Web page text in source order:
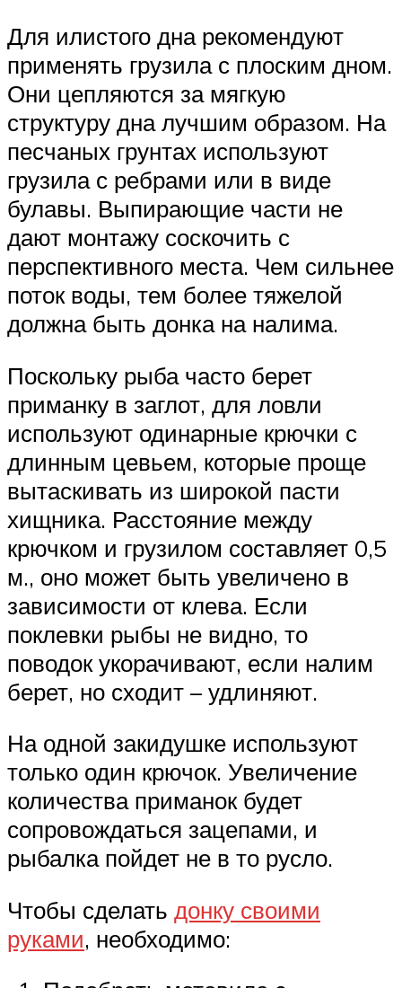
Для илистого дна рекомендуют
применять грузила с плоским дном.
Они цепляются за мягкую
структуру дна лучшим образом. На
песчаных грунтах используют
грузила с ребрами или в виде
булавы. Выпирающие части не
дают монтажу соскочить с
перспективного места. Чем сильнее
поток воды, тем более тяжелой
должна быть донка на налима.
Поскольку рыба часто берет
приманку в заглот, для ловли
используют одинарные крючки с
длинным цевьем, которые проще
вытаскивать из широкой пасти
хищника. Расстояние между
крючком и грузилом составляет 0,5
м., оно может быть увеличено в
зависимости от клева. Если
поклевки рыбы не видно, то
поводок укорачивают, если налим
берет, но сходит – удлиняют.
На одной закидушке используют
только один крючок. Увеличение
количества приманок будет
сопровождаться зацепами, и
рыбалка пойдет не в то русло.
Чтобы сделать донку своими
руками, необходимо: